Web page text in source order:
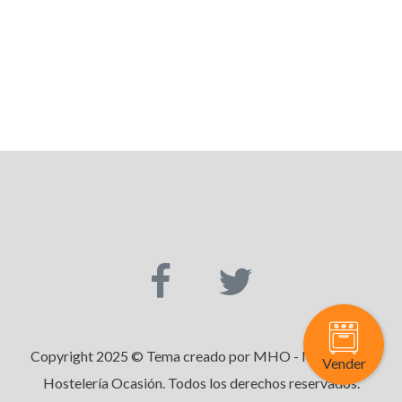
Copyright 2025 © Tema creado por MHO - Maquinaria
Hostelería Ocasión. Todos los derechos reservados.
Vender